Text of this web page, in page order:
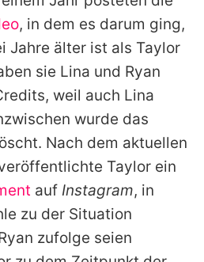
, in dem es darum ging,
Jahre älter ist als Taylor
sie Lina und Ryan
weil auch Lina
wurde das
Nach dem aktuellen
Taylor ein
auf Instagram, in
zu der Situation
zufolge seien